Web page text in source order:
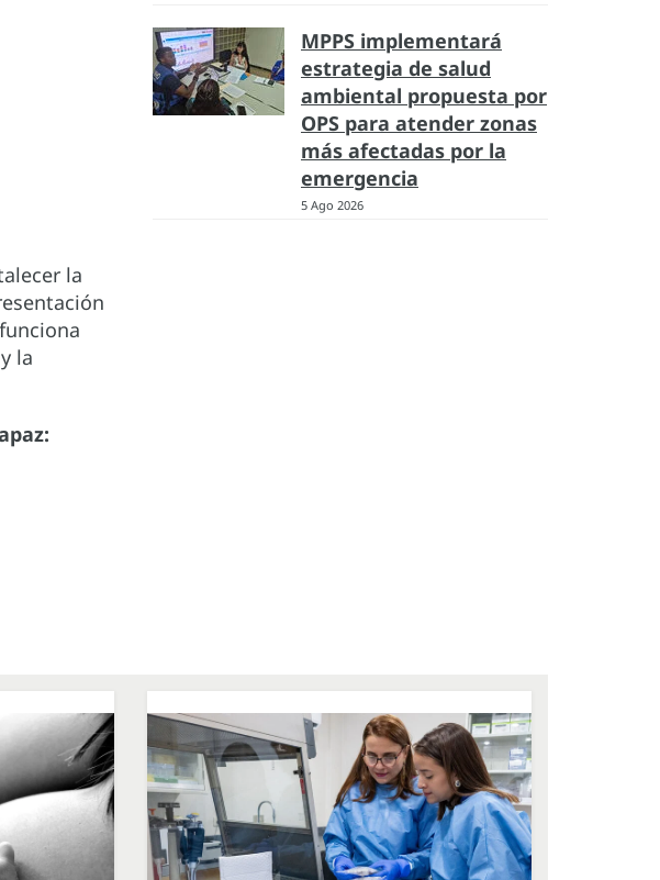
la
la
MPPS implementará
estrategia de salud
ambiental propuesta por
OPS para atender zonas
más afectadas por la
emergencia
5 Ago 2026